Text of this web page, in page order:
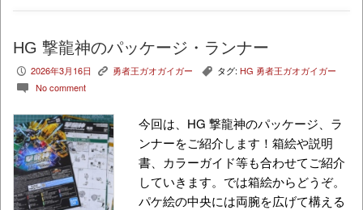
HG 撃龍神のパッケージ・ランナー
P 2026年3月16日 K 勇者王ガオガイガー , タグ: HG 勇者王ガオガイガー
c No comment
今回は、HG 撃龍神のパッケージ、ラ
ンナーをご紹介します！箱絵や説明
書、カラーガイド等も合わせてご紹介
していきます。では箱絵からどうぞ。
パケ絵の中央には両腕を広げて構える